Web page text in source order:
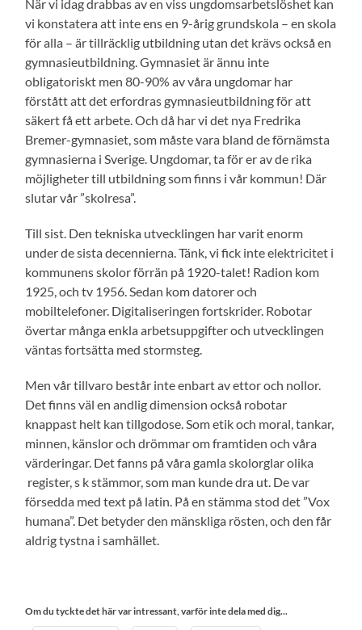
När vi idag drabbas av en viss ungdomsarbetslöshet kan
vi konstatera att inte ens en 9-årig grundskola – en skola
för alla – är tillräcklig utbildning utan det krävs också en
gymnasieutbildning. Gymnasiet är ännu inte
obligatoriskt men 80-90% av våra ungdomar har
förstått att det erfordras gymnasieutbildning för att
säkert få ett arbete. Och då har vi det nya Fredrika
Bremer-gymnasiet, som måste vara bland de förnämsta
gymnasierna i Sverige. Ungdomar, ta för er av de rika
möjligheter till utbildning som finns i vår kommun! Där
slutar vår ”skolresa”.
Till sist. Den tekniska utvecklingen har varit enorm
under de sista decennierna. Tänk, vi fick inte elektricitet i
kommunens skolor förrän på 1920-talet! Radion kom
1925, och tv 1956. Sedan kom datorer och
mobiltelefoner. Digitaliseringen fortskrider. Robotar
övertar många enkla arbetsuppgifter och utvecklingen
väntas fortsätta med stormsteg.
Men vår tillvaro består inte enbart av ettor och nollor.
Det finns väl en andlig dimension också robotar
knappast helt kan tillgodose. Som etik och moral, tankar,
minnen, känslor och drömmar om framtiden och våra
värderingar. Det fanns på våra gamla skolorglar olika
register, s k stämmor, som man kunde dra ut. De var
försedda med text på latin. På en stämma stod det ”Vox
humana”. Det betyder den mänskliga rösten, och den får
aldrig tystna i samhället.
Om du tyckte det här var intressant, varför inte dela med dig...